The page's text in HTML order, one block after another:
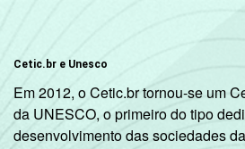
entre setembro e
Fonte: NIC.br - set 2013 /
Cetic.br e Unesco
Em 2012, o Cetic.br tornou-se um
da UNESCO, o primeiro do tipo
desenvolvimento das sociedades